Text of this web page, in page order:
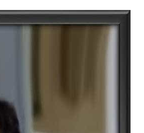
| Today in India | What